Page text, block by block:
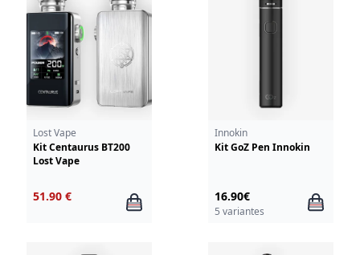
Lost Vape
Kit Centaurus BT200
Lost Vape
51.90 €
Innokin
Kit GoZ Pen Innokin
16.90€
5 variantes